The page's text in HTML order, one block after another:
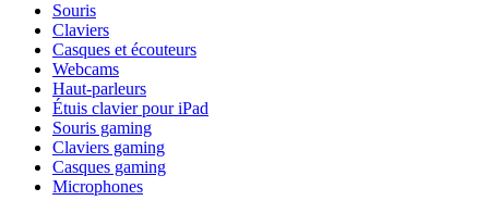
Souris
Claviers
Casques et écouteurs
Webcams
Haut-parleurs
Étuis clavier pour iPad
Souris gaming
Claviers gaming
Casques gaming
Microphones